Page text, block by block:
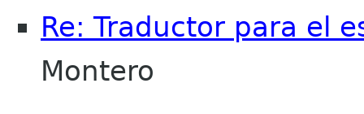
Re: Traductor para el
Montero